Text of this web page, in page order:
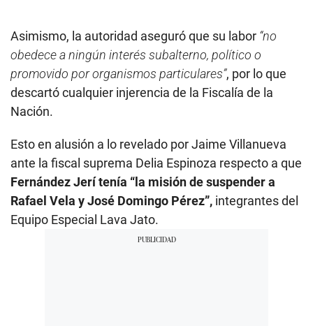
Asimismo, la autoridad aseguró que su labor “no
obedece a ningún interés subalterno, político o
promovido por organismos particulares”, por lo que
descartó cualquier injerencia de la Fiscalía de la
Nación.
Esto en alusión a lo revelado por Jaime Villanueva
ante la fiscal suprema Delia Espinoza respecto a que
Fernández Jerí tenía “la misión de suspender a
Rafael Vela y José Domingo Pérez”, integrantes del
Equipo Especial Lava Jato.